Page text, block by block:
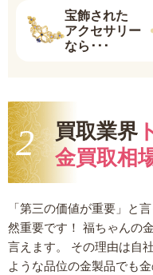
宝飾された
アクセサリー
なら･･･
買取業界
金買取相
「第三の価値が重要」と
然重要です！ 福ちゃんの
言えます。 その理由は自
ような品位の金製品でも